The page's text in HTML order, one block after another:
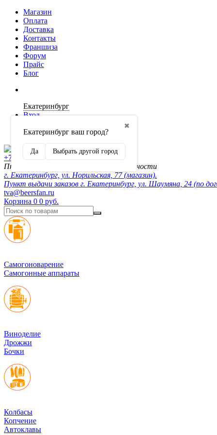
Магазин
Оплата
Доставка
Контакты
Франшиза
Форум
Прайс
Блог
Екатеринбург
✖
Екатеринбург ваш город?
Да Выбрать другой город
Вход
Регистрация
+7 (902) 872-54-70
Пн-Пт 10:00-20:00, сб-вск по договорённости
г. Екатеринбург, ул. Норильская, 77 (магазин).
Пункт выдачи заказов г. Екатеринбург, ул. Шаумяна, 24 (по
tva@beersfan.ru
Корзина 0 0 руб.
Cамогоноварение
Самогонные аппараты
Виноделие
Дрожжи
Бочки
Колбасы
Копчение
Автоклавы